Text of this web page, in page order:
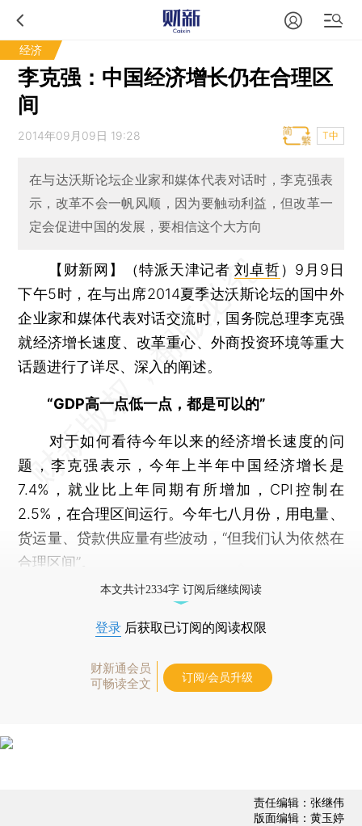
经济
李克强：中国经济增长仍在合理区
间
2014年09月09日 19:28 T中
在与达沃斯论坛企业家和媒体代表对话时，李克强表
示，改革不会一帆风顺，因为要触动利益，但改革一
定会促进中国的发展，要相信这个大方向
【财新网】（特派天津记者刘卓哲） 9月9日
下午5时，在与出席2014夏季达沃斯论坛的国中外
企业家和媒体代表对话交流时，国务院总理李克强
就经济增长速度、改革重心、外商投资环境等重大
话题进行了详尽、深入的阐述。
“GDP高一点低一点，都是可以的”
对于如何看待今年以来的经济增长速度的问
题，李克强表示，今年上半年中国经济增长是
7.4%，就业比上年同期有所增加，CPI控制在
2.5%，在合理区间运行。今年七八月份，用电量、
货运量、贷款供应量有些波动，“但我们认为依然在
合理区间”。
本文共计2334字 订阅后继续阅读
登录 后获取已订阅的阅读权限
财新通会员
可畅读全文
订阅/会员升级
责任编辑：张继伟
版面编辑：黄玉婷